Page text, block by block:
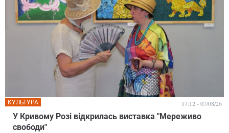
У Кривому Розі відкрилась виставка "Мереживо
свободи"
КУЛЬТУРА 17:12 - 07/08/26